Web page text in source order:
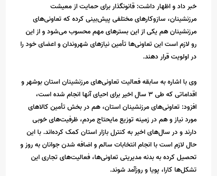
خبر داد و اظهار داشت: قانونگذار برای حمایت از معیشت
مرزنشینان، سازوکارهای مختلفی پیش‌بینی کرده که تعاونی‌های
مرزنشینان هم یکی از این بسترهای مهم محسوب می‌شود و از این‌
رو لازم است این تعاونی‌ها تأمین نیازهای شهروندان و اعضای خود را
در اولویت قرار دهند.
وی با اشاره به سابقه فعالیت تعاونی‌های مرزنشینان استان بوشهر و
اقداماتی که طی 3 سال اخیر برای احیای آنها انجام شده است،
افزود: تعاونی‌های مرزنشینان استان، هم در بخش تأمین کالاهای
مورد نیاز و هم در زمینه توزیع مایحتاج مردم، ظرفیت‌های خوبی
دارند و در سال‌های اخیر به کنترل بازار استان کمک کرده‌اند. با این
حال لازم است با انجام انتخابات سالم و اضافه شدن جوانان به روز و
تحصیل کرده به بدنه مدیریتی تعاونی‌ها، فعالیت‌های تجاری این
تشکل‌ها کارا، پویا و روزآمد شوند.